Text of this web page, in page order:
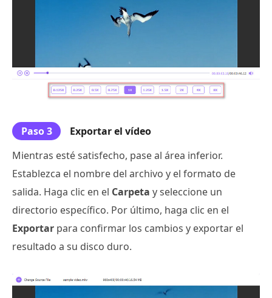
Paso 3
Exportar el vídeo
Mientras esté satisfecho, pase al área inferior.
Establezca el nombre del archivo y el formato de
salida. Haga clic en el Carpeta y seleccione un
directorio específico. Por último, haga clic en el
Exportar para confirmar los cambios y exportar el
resultado a su disco duro.